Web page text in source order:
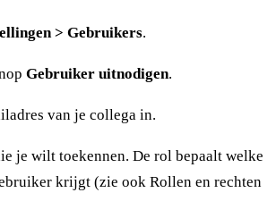
> Gebruikers.
Gebruiker uitnodigen.
van je collega in.
je wilt toekennen. De rol bepaalt welke
krijgt (zie ook Rollen en rechten